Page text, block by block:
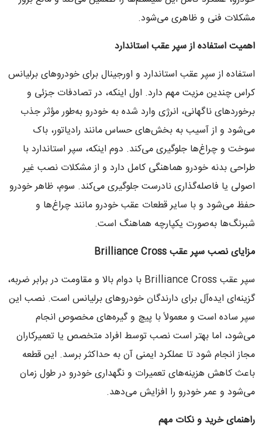
مشکلات فنی و ظاهری می‌شود.
اهمیت استفاده از سپر عقب استاندارد
استفاده از سپر عقب استاندارد و اورجینال برای خودروهای برلیانس
کراس چندین مزیت مهم دارد. اول اینکه، در تصادفات جزئی و
برخوردهای ناگهانی، انرژی وارد شده به خودرو به‌طور مؤثر جذب
می‌شود و از آسیب به بخش‌های حساس مانند رادیاتور، باک
سوخت و چراغ‌ها جلوگیری می‌کند. دوم اینکه، سپر استاندارد با
طراحی بدنه خودرو هماهنگی کامل دارد و از مشکلات نصب غیر
اصولی یا فاصله‌گذاری نادرست جلوگیری می‌کند. سوم، ظاهر خودرو
حفظ می‌شود و با سایر قطعات عقب خودرو مانند چراغ‌ها و
شبرنگ‌ها به‌صورت یکپارچه هماهنگ است.
مزایای نصب سپر عقب
سپر عقب Brilliance Cross با دوام بالا و مقاومت در برابر ضربه،
گزینه‌ای ایده‌آل برای دارندگان خودروهای برلیانس است. نصب این
سپر ساده است و معمولاً با پیچ و گیره‌های مخصوص انجام
می‌شود، اما بهتر است نصب توسط افراد متخصص یا تعمیرکاران
مجاز انجام شود تا عملکرد ایمنی آن به حداکثر برسد. این قطعه
باعث کاهش هزینه‌های تعمیرات و نگهداری خودرو در طول زمان
می‌شود و عمر خودرو را افزایش می‌دهد.
راهنمای خرید و نکات مهم